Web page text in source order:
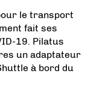
le transport
fait ses
19. Pilatus
un adaptateur
à bord du